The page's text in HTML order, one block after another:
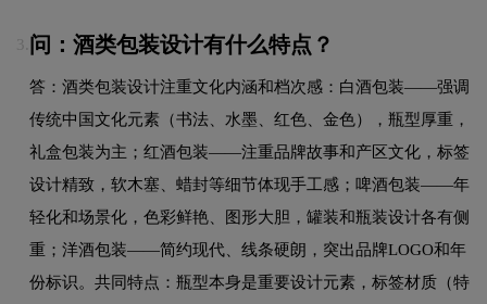
3. 问：酒类包装设计有什么特点？
答：酒类包装设计注重文化内涵和档次感：白酒包装——强调
传统中国文化元素（书法、水墨、红色、金色），瓶型厚重，
礼盒包装为主；红酒包装——注重品牌故事和产区文化，标签
设计精致，软木塞、蜡封等细节体现手工感；啤酒包装——年
轻化和场景化，色彩鲜艳、图形大胆，罐装和瓶装设计各有侧
重；洋酒包装——简约现代、线条硬朗，突出品牌LOGO和年
份标识。共同特点：瓶型本身是重要设计元素，标签材质（特